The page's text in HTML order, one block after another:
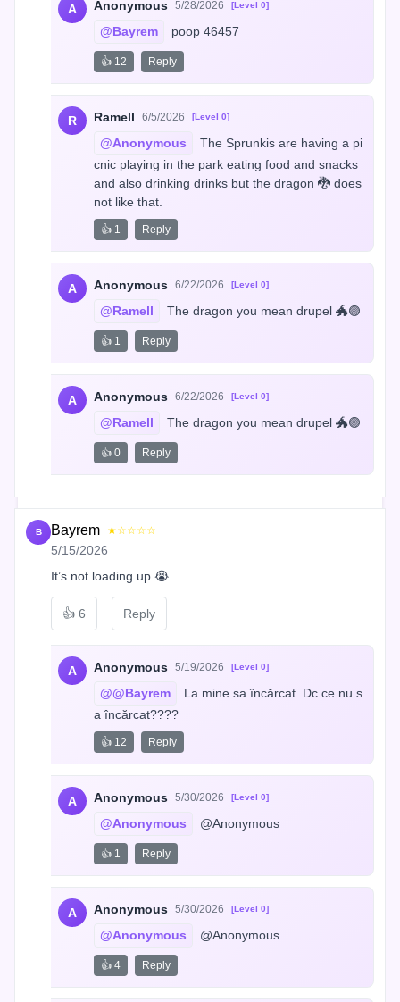
A Anonymous 5/28/2026 [Level 0]
@Bayrem poop 46457
👍 12 Reply
R Ramell 6/5/2026 [Level 0]
@Anonymous
The Sprunkis are having a pi
cnic playing in the park eating food and snacks
and also drinking drinks but the dragon 🐉 does
not like that.
👍 1 Reply
A Anonymous 6/22/2026 [Level 0]
@Ramell The dragon you mean drupel 🐲🟣
👍 1 Reply
A Anonymous 6/22/2026 [Level 0]
@Ramell The dragon you mean drupel 🐲🟣
👍 0 Reply
B Bayrem ★☆☆☆☆
5/15/2026
It’s not loading up 😭
👍 6 Reply
A Anonymous 5/19/2026 [Level 0]
@@Bayrem
La mine sa încărcat. Dc ce nu s
a încărcat????
👍 12 Reply
A Anonymous 5/30/2026 [Level 0]
@Anonymous @Anonymous
👍 1 Reply
A Anonymous 5/30/2026 [Level 0]
@Anonymous @Anonymous
👍 4 Reply